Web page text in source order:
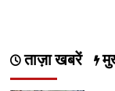
ताज़ा खबरें